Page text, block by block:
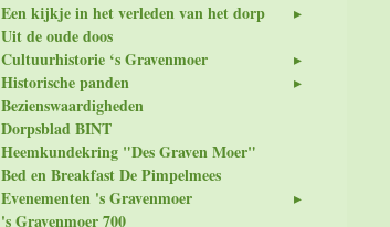
Een kijkje in het verleden van het dorp
Uit de oude doos
Cultuurhistorie ‘s Gravenmoer
Historische panden
Bezienswaardigheden
Dorpsblad BINT
Heemkundekring "Des Graven Moer"
Bed en Breakfast De Pimpelmees
Evenementen 's Gravenmoer
's Gravenmoer 700